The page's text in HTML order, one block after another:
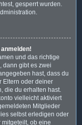
gesperrt wurden.
und das richtige
dann gibt es zwei
hast, dass du
Eltern oder deiner
die du erhalten hast.
vielleicht aktiviert
Mitglieder
selbst erledigen oder
ob eine